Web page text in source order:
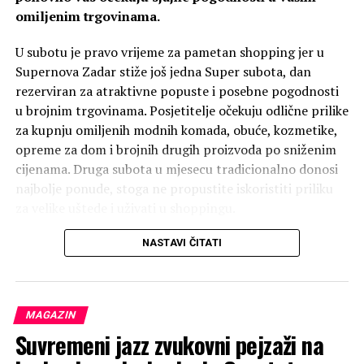
upon your shouldershrvatske autrice i izvođačice
Martine Tomić, istražuje se praksa prevođenja, ovaj se
popularno znanstvenom pristupu pojmu i stanju
overthinkanja, ali i prostor autorefleksije, prostor za
poetiziranje overthinkanja kroz pokret.
omiljenim trgovinama.
U subotu je pravo vrijeme za pametan shopping jer u
Supernova Zadar stiže još jedna Super subota, dan
rezerviran za atraktivne popuste i posebne pogodnosti
u brojnim trgovinama. Posjetitelje očekuju odlične prilike
za kupnju omiljenih modnih komada, obuće, kozmetike,
opreme za dom i brojnih drugih proizvoda po sniženim
cijenama. Druga subota u mjesecu tradicionalno donosi
najbolje ponude, stoga ne propustite iskoristiti priliku
Aldo vam ovoga puta priprema fantastičnu pogodnost –
proljeće/ljeto uz dodatnih 20 % za račune iznad 30 €.
Dobra prilika čeka vas i u Borboleti koja nudi 30 %
popusta na sav asortiman. Mobia, kao i uvijek, ima
odličnu ponudu dodataka za mobitele, a ove subote
NASTAVI ČITATI
MAGAZIN
Suvremeni jazz zvukovni pejzaži na